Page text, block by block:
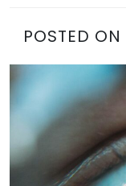
POSTED ON